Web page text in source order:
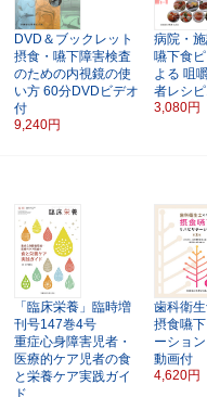
DVD＆ブックレット
摂食・嚥下障害検査
のための内視鏡の使
い方 60分DVDビデオ
付
9,240円
病院・
嚥下食
よる 咀
者レシ
3,080円
「臨床栄養」臨時増
刊号147巻4号
重症心身障害児者・
医療的ケア児者の食
と栄養ケア実践ガイ
ド
歯科衛
摂食嚥
ーション
動画付
4,620円